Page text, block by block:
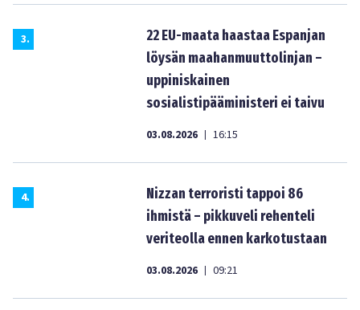
3.
22 EU-maata haastaa Espanjan
löysän maahanmuuttolinjan –
uppiniskainen
sosialistipääministeri ei taivu
03.08.2026 | 16:15
4.
Nizzan terroristi tappoi 86
ihmistä – pikkuveli rehenteli
veriteolla ennen karkotustaan
03.08.2026 | 09:21